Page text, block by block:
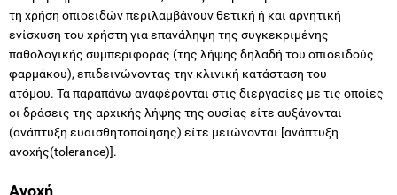
τη χρήση οπιοειδών περιλαμβάνουν θετική ή και αρνητική
ενίσχυση του χρήστη για επανάληψη της συγκεκριμένης
παθολογικής συμπεριφοράς (της λήψης δηλαδή του οπιοειδούς
φαρμάκου), επιδεινώνοντας την κλινική κατάσταση του
ατόμου. Τα παραπάνω αναφέρονται στις διεργασίες με τις οποίες
οι δράσεις της αρχικής λήψης της ουσίας είτε αυξάνονται
(ανάπτυξη ευαισθητοποίησης) είτε μειώνονται [ανάπτυξη
ανοχής(tolerance)].
Ανοχή